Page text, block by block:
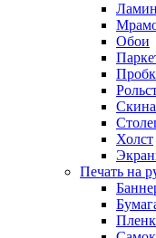
Обои
Холст
Печать на